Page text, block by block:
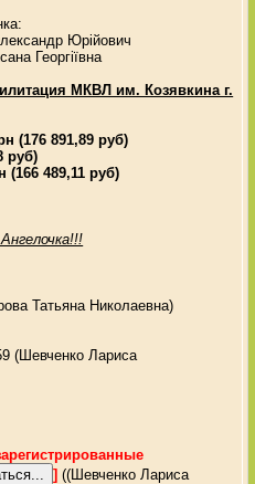
Юрійович
Георгіївна
МКВЛ им. Козявкина г.
(176 891,89 руб)
руб)
(166 489,11 руб)
Татьяна Николаевна)
(Шевченко Лариса
] ((Шевченко Лариса